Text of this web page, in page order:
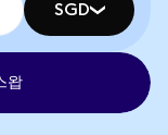
SGD
왑